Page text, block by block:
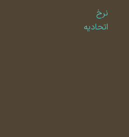
اتحادیه